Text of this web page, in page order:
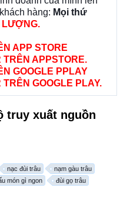
hàng: Mọi thứ
LƯỢNG.
APP STORE
APPSTORE.
GOOGLE PPLAY
GOOGLE PLAY.
truy xuất nguồn
nạc đùi trâu
nạm gàu trâu
món gì ngon
đùi gọ trâu